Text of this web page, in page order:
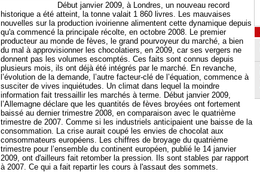
Début janvier 2009, à Londres, un nouveau record
historique a été atteint, la tonne valait 1 860 livres. Les mauvaises
nouvelles sur la production ivoirienne alimentent cette dynamique depuis
qu'a commencé la principale récolte, en octobre 2008. Le premier
producteur au monde de fèves, le grand pourvoyeur du marché, a bien
du mal à approvisionner les chocolatiers, en 2009, car ses vergers ne
donnent pas les volumes escomptés. Ces faits sont connus depuis
plusieurs mois, ils ont déjà été intégrés par le marché. En revanche,
l’évolution de la demande, l’autre facteur-clé de l’équation, commence à
susciter de vives inquiétudes. Un climat dans lequel la moindre
information fait tressaillir les marchés à terme. Début janvier 2009,
l’Allemagne déclare que les quantités de fèves broyées ont fortement
baissé au dernier trimestre 2008, en comparaison avec le quatrième
trimestre de 2007. Comme si les industriels anticipaient une baisse de la
consommation. La crise aurait coupé les envies de chocolat aux
consommateurs européens. Les chiffres de broyage du quatrième
trimestre pour l’ensemble du continent européen, publié le 14 janvier
2009, ont d'ailleurs fait retomber la pression. Ils sont stables par rapport
à 2007. Ce qui a fait repartir les cours à l'assaut des sommets.